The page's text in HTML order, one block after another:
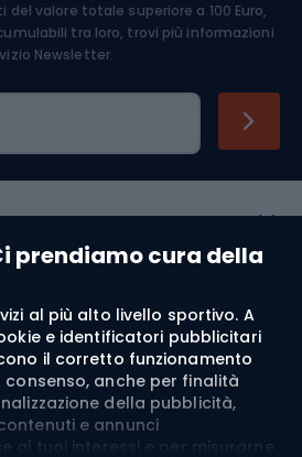
prendiamo cura della
al più alto livello sportivo. A
e identificatori pubblicitari
il corretto funzionamento
anche per finalità
della pubblicità,
e annunci
ai tuoi interessi e per misurarne
valore totale superiore a 100 Euro,
tra loro, trovi più informazioni
Newsletter.